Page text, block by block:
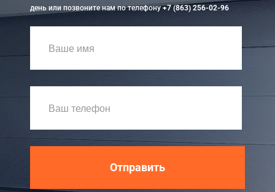
день или позвоните нам по телефону+7 (863) 256-02-96
Отправить